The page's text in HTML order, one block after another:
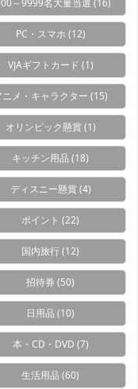
PC・スマホ (12)
VJAギフトカード (1)
ニメ・キャラクター (15)
オリンピック懸賞(1)
キッチン用品 (18)
ディスニー懸賞(4)
ポイント (22)
国内旅行(12)
招待券 (50)
日用品 (10)
本・CD・DVD (7)
生活用品 (60)